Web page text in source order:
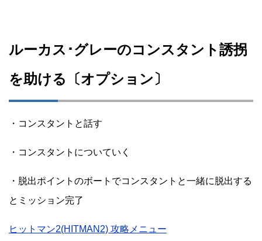
ルーカス･グレーのコンスタント誘拐
を助ける〔オプション〕
・コンスタントと話す
・コンスタントについていく
・脱出ポイントのボートでコンスタントと一緒に脱出する
とミッション完了
ヒットマン2(HITMAN2) 攻略メニュー